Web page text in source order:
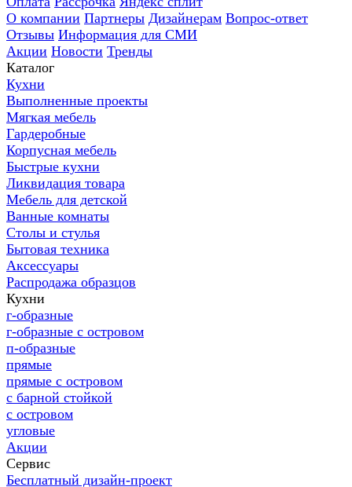
О компании Партнеры Дизайнерам Вопрос-ответ
Отзывы Информация для СМИ
Акции Новости Тренды
Каталог
Кухни
Выполненные проекты
Мягкая мебель
Гардеробные
Корпусная мебель
Быстрые кухни
Ликвидация товара
Мебель для детской
Ванные комнаты
Столы и стулья
Бытовая техника
Аксессуары
Распродажа образцов
Кухни
г-образные
г-образные с островом
п-образные
прямые
прямые с островом
с барной стойкой
с островом
угловые
Акции
Сервис
Бесплатный дизайн-проект